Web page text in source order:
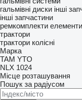
гальмівні диски інші
інші запчастини
ремкомплекти
трактори
трактори колісні
Марка
TAM YTO
NLX 1024
Місце розташування
Пошук за радіусом